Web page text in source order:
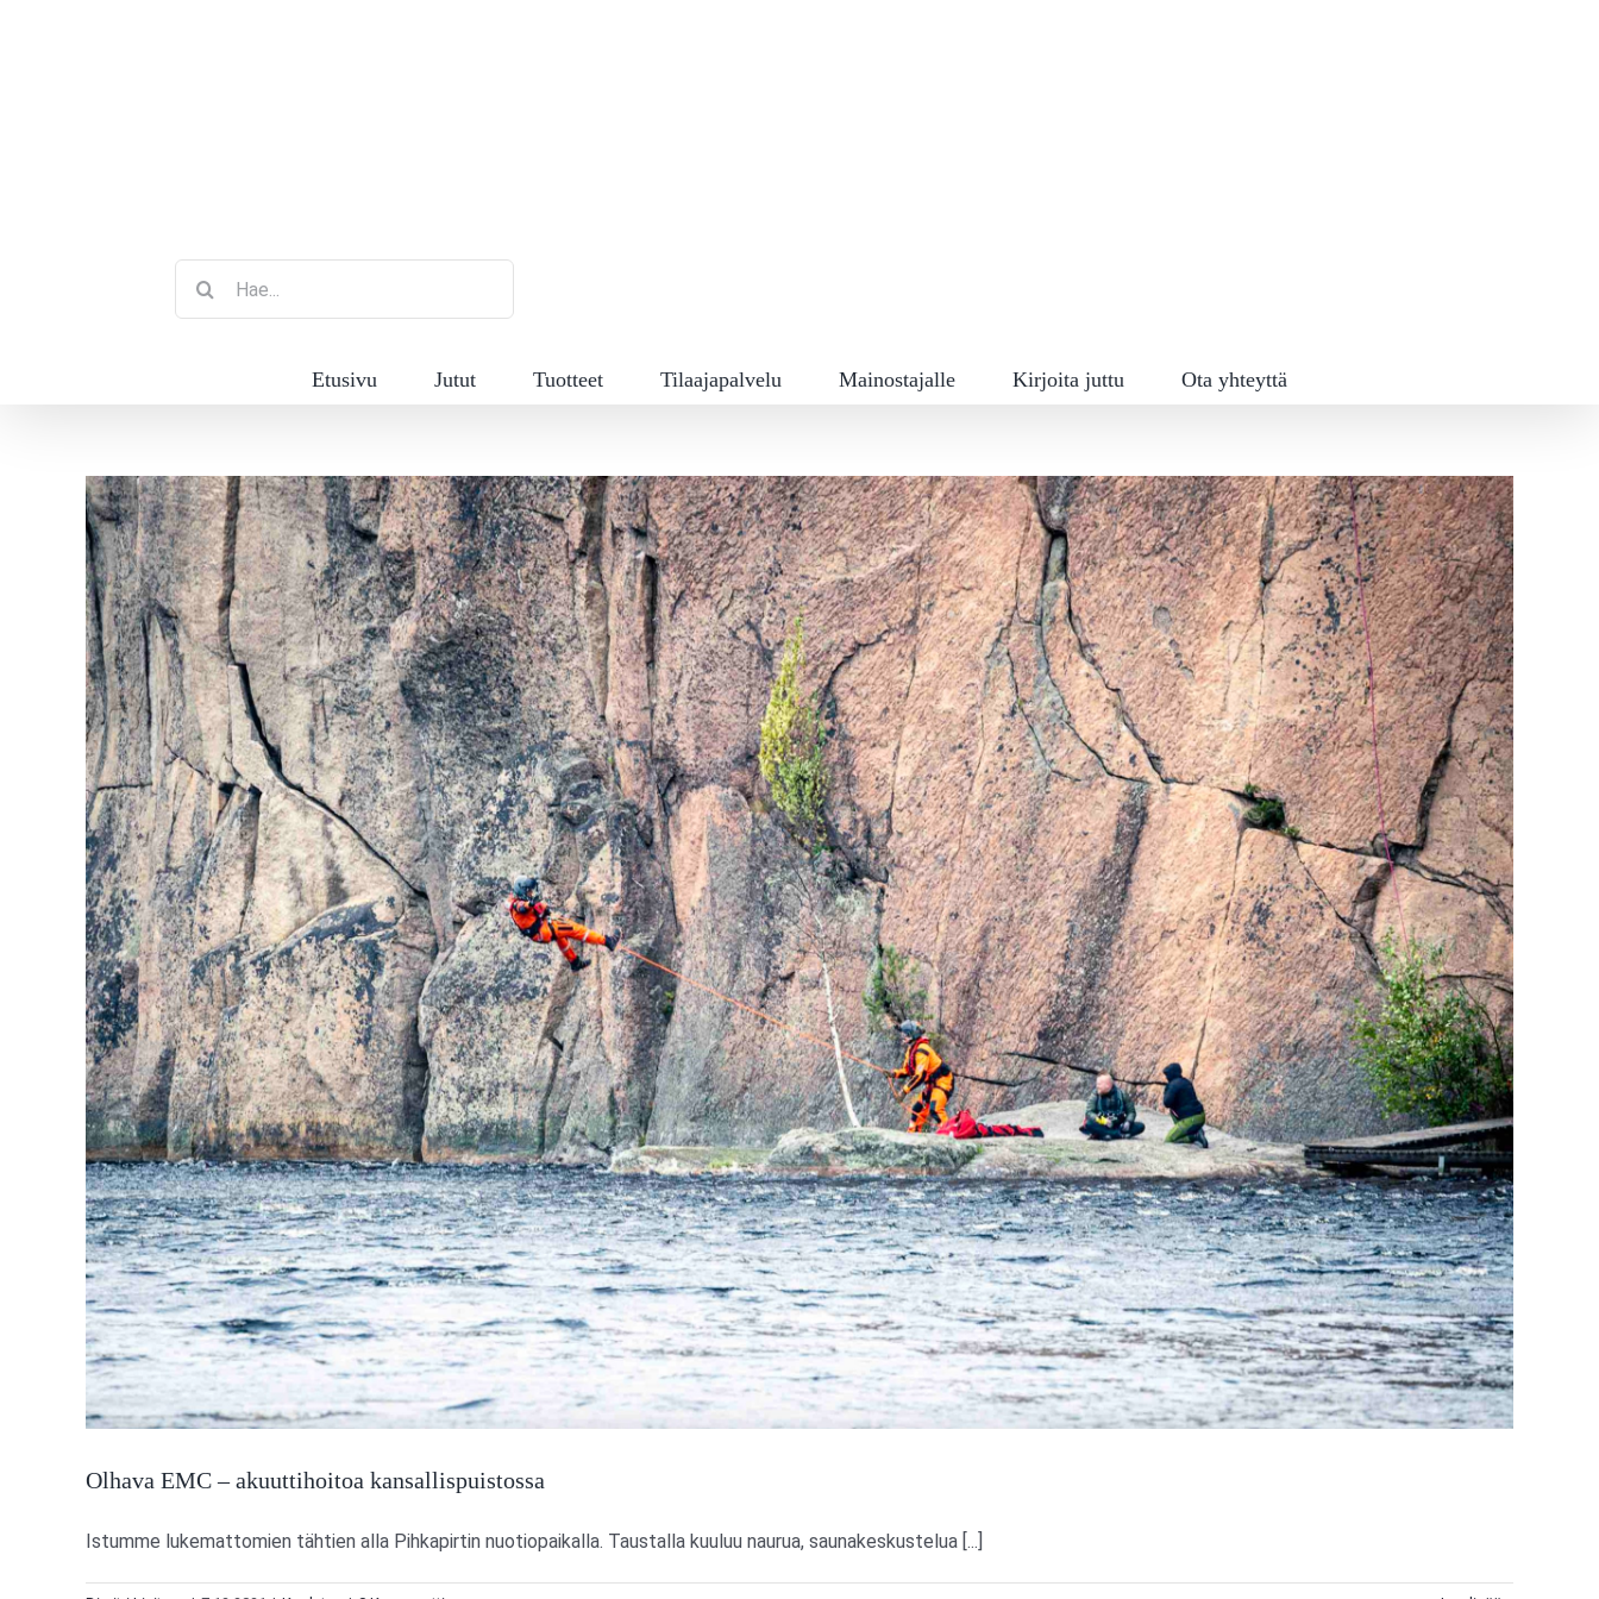
Etusivu Jutut Tuotteet Tilaajapalvelu Mainostajalle Kirjoita juttu Ota yhteyttä
Olhava EMC – akuuttihoitoa kansallispuistossa
Istumme lukemattomien tähtien alla Pihkapirtin nuotiopaikalla. Taustalla kuuluu naurua, saunakeskustelua [...]